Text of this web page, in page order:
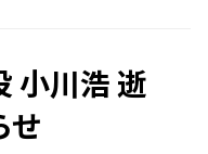
(ジェイビ
4月13日、「ミス
ばれたリボルバ
小川浩 逝
せ